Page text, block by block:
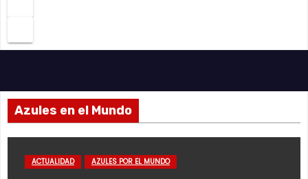
Azules en el Mundo
ACTUALIDAD AZULES POR EL MUNDO